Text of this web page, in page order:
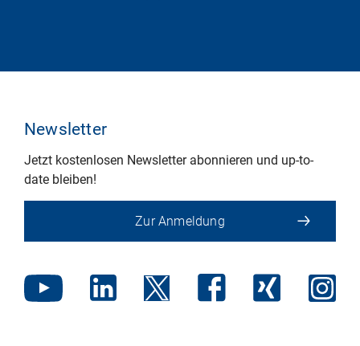
Newsletter
Jetzt kostenlosen Newsletter abonnieren und up-to-
date bleiben!
Zur Anmeldung